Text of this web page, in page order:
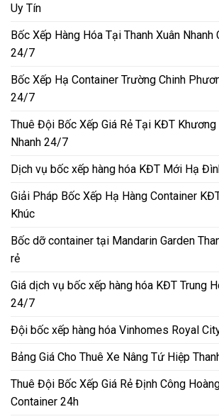
Uy Tín
Bốc Xếp Hàng Hóa Tại Thanh Xuân Nhanh
24/7
Bốc Xếp Hạ Container Trường Chinh
24/7
Thuê Đội Bốc Xếp Giá Rẻ Tại KĐT
Nhanh 24/7
Dịch vụ bốc xếp hàng hóa KĐT Mới Hạ
Giải Pháp Bốc Xếp Hạ Hàng Container
Khúc
Bốc dỡ container tại Mandarin Garden
rẻ
Giá dịch vụ bốc xếp hàng hóa KĐT Trung
24/7
Đội bốc xếp hàng hóa Vinhomes Royal
Bảng Giá Cho Thuê Xe Nâng Tứ Hiệp
Thuê Đội Bốc Xếp Giá Rẻ Định Công
Container 24h